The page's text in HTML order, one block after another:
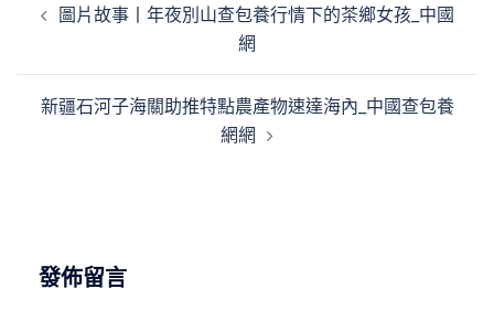
章
圖片故事丨年夜別山查包養行情下的茶鄉女孩_中國
網
新疆石河子海關助推特點農產物速達海內_中國查包養
網網
發佈留言